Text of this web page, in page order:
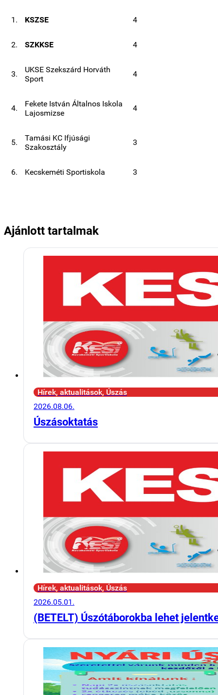
1. KSZSE 4
2. SZKKSE 4
3.
UKSE Szekszárd Horváth
Sport
4
4.
Fekete István Általnos Iskola
Lajosmizse
4
5.
Tamási KC Ifjúsági
Szakosztály
3
6. Kecskeméti Sportiskola 3
Ajánlott tartalmak
Hírek, aktualitások, Úszás
2026.08.06.
Úszásoktatás
Hírek, aktualitások, Úszás
2026.05.01.
(BETELT) Úszótáborokba lehet